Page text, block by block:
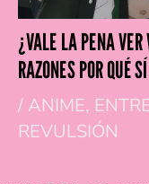
¿VALE LA PENA
RAZONES POR QUÉ SÍ
/ ANIME,
REVULSIÓN